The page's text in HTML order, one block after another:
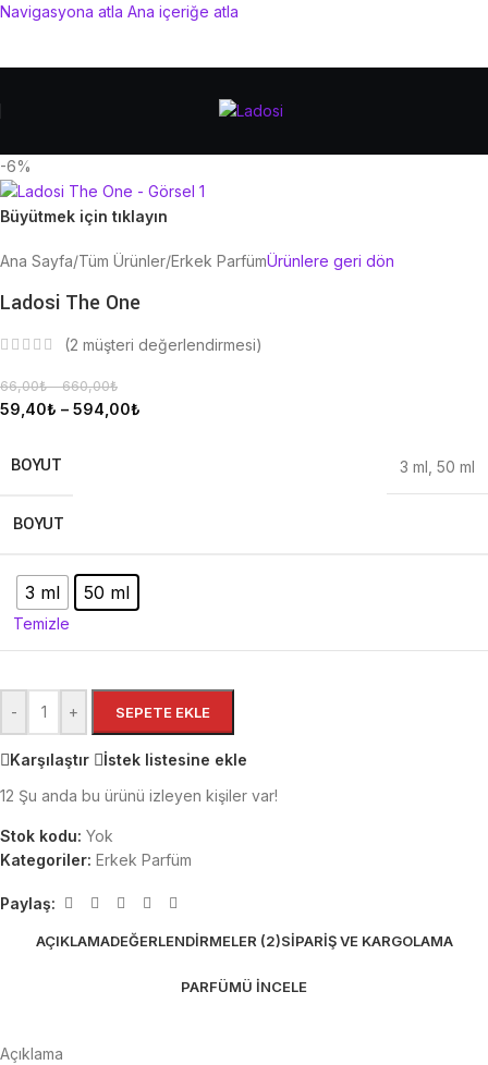
Navigasyona atla Ana içeriğe atla
-6%
Büyütmek için tıklayın
Ana Sayfa/Tüm Ürünler/Erkek ParfümÜrünlere geri dön
Ladosi The One
(2 müşteri değerlendirmesi)
66,00₺ –660,00₺
59,40₺ – 594,00₺
BOYUT 3 ml 50 ml
BOYUT
3 ml 50 ml
Temizle
- + SEPETE EKLE
Karşılaştır
İstek listesine ekle
12 Şu anda bu ürünü izleyen kişiler var!
Stok kodu: Yok
Kategoriler: Erkek Parfüm
Paylaş:
AÇIKLAMADEĞERLENDIRMELER (2)SIPARIŞ VE KARGOLAMA
PARFÜMÜ İNCELE
Açıklama